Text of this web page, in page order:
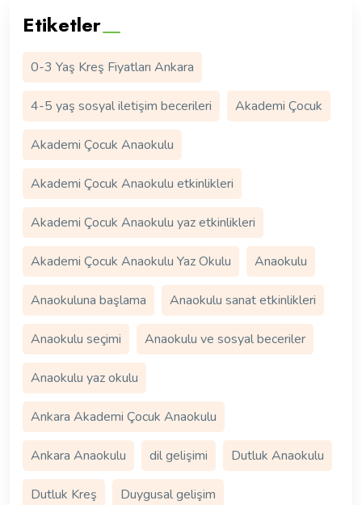
Etiketler
0-3 Yaş Kreş Fiyatları Ankara
4-5 yaş sosyal iletişim becerileri Akademi Çocuk
Akademi Çocuk Anaokulu
Akademi Çocuk Anaokulu etkinlikleri
Akademi Çocuk Anaokulu yaz etkinlikleri
Akademi Çocuk Anaokulu Yaz Okulu Anaokulu
Anaokuluna başlama Anaokulu sanat etkinlikleri
Anaokulu seçimi Anaokulu ve sosyal beceriler
Anaokulu yaz okulu
Ankara Akademi Çocuk Anaokulu
Ankara Anaokulu dil gelişimi Dutluk Anaokulu
Dutluk Kreş Duygusal gelişim